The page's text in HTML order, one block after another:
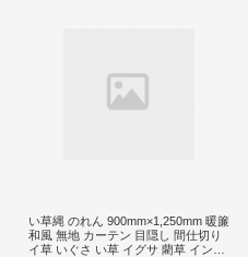
い草縄 のれん 900mm×1,250mm 暖簾
和風 無地 カーテン 目隠し 間仕切り
イ草 いぐさ い草 イグサ 藺草 インテ